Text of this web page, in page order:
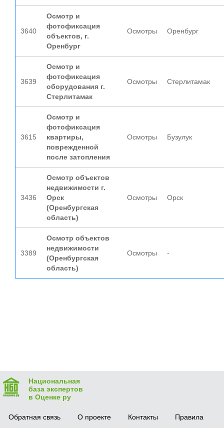
3640
Осмотр и
фотофиксация
объектов, г.
Оренбург
Осмотры Оренбург
3639
Осмотр и
фотофиксация
оборудования г.
Стерлитамак
Осмотры Стерлитамак
3615
Осмотр и
фотофиксация
квартиры,
поврежденной
после затопления
Осмотры Бузулук
3436
Осмотр объектов
недвижимости г.
Орск
(Оренбургская
область)
Осмотры Орск
3389
Осмотр объектов
недвижимости
(Оренбургская
область)
Осмотры -
Национальная
база экспертов
в Оценке ру
Обратная связь О проекте Контакты Правила